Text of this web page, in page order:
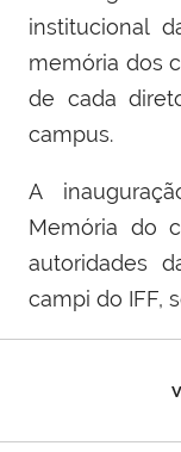
institucional
memória dos
de cada
campus.
A
Memória do
autoridades
campi do IFF,